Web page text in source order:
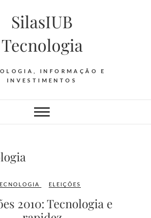
SilasIUB
Tecnologia
INFORMAÇÃO E
INVESTIMENTOS
ELEIÇÕES
2010: Tecnologia e